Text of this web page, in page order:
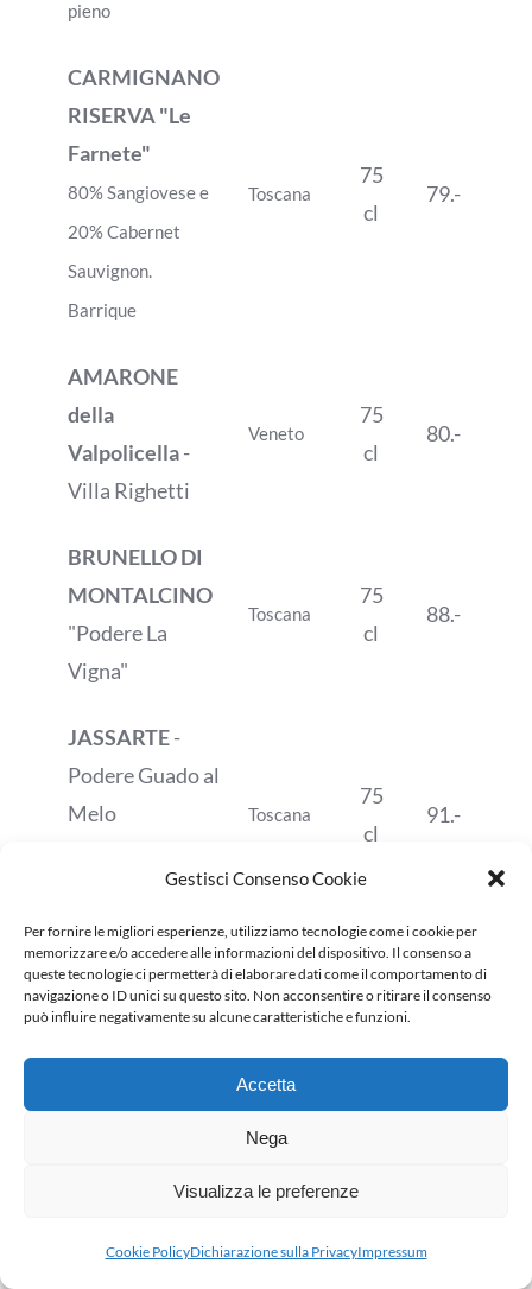
Gestisci Consenso Cookie
Per fornire le migliori esperienze, utilizziamo tecnologie come i cookie per
memorizzare e/o accedere alle informazioni del dispositivo. Il consenso a
queste tecnologie ci permetterà di elaborare dati come il comportamento di
navigazione o ID unici su questo sito. Non acconsentire o ritirare il consenso
può influire negativamente su alcune caratteristiche e funzioni.
Accetta
Nega
Visualizza le preferenze
Cookie PolicyDichiarazione sulla PrivacyImpressum
pieno
CARMIGNANO
RISERVA "Le
Farnete"
80% Sangiovese e
20% Cabernet
Sauvignon.
Barrique
Toscana
75
cl
79.-
AMARONE
della
Valpolicella-
Villa Righetti
Veneto
75
cl
80.-
BRUNELLO DI
MONTALCINO
"Podere La
Vigna"
Toscana
75
cl
88.-
JASSARTE-
Podere Guado al
Melo
Toscana
75
cl
91.-
LUDI
Rosso
Sauvignon e Merlot
75
cl
Cabernet franc,
Toscana 92.-